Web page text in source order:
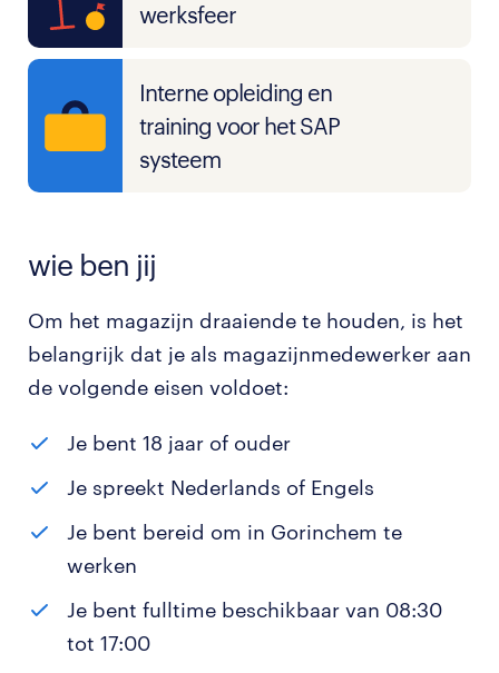
werksfeer
Interne opleiding en
training voor het SAP
systeem
wie ben jij
Om het magazijn draaiende te houden, is het
belangrijk dat je als magazijnmedewerker aan
de volgende eisen voldoet:
Je bent 18 jaar of ouder
Je spreekt Nederlands of Engels
Je bent bereid om in Gorinchem te
werken
Je bent fulltime beschikbaar van 08:30
tot 17:00